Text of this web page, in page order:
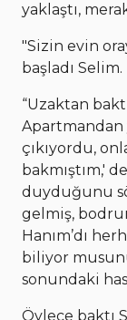
yaklaştı,
"Sizin evin
başladı Selim.
“Uzaktan
Apartmandan
çıkıyordu,
bakmıştım,'
duyduğunu
gelmiş,
Hanım’dı
biliyor
sonundaki
Öylece baktı